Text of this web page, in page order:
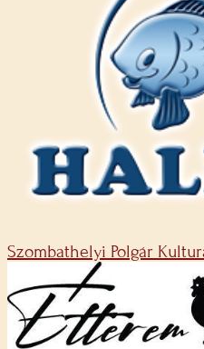
Szombathelyi Polgár